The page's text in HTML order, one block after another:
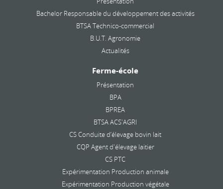
Bachelor Responsable du développement des activités
BTSA Technico-commercial
B.U.T. Agronomie
Actualités
Ferme-école
Présentation
BPA
BPREA
BTSA ACS'AGRI
CS Conduite d’élevage bovin lait
CQP Agent d'élevage laitier
CS PTC
Expérimentation Production animale
Expérimentation Production végétale